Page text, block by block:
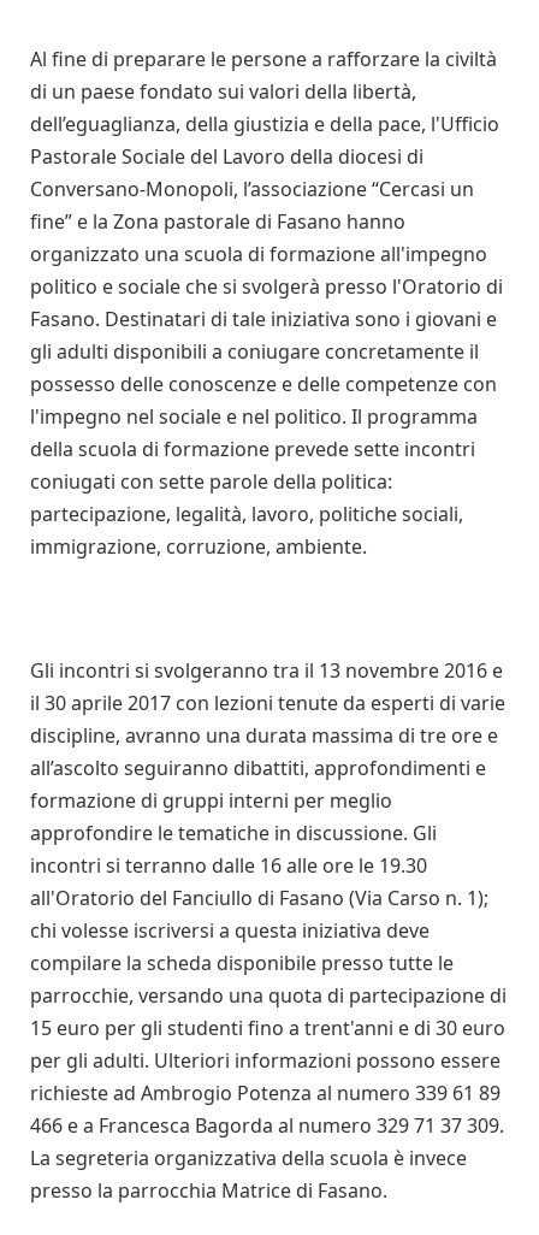
Al fine di preparare le persone a rafforzare la civiltà
di un paese fondato sui valori della libertà,
dell’eguaglianza, della giustizia e della pace, l'Ufficio
Pastorale Sociale del Lavoro della diocesi di
Conversano-Monopoli, l’associazione “Cercasi un
fine” e la Zona pastorale di Fasano hanno
organizzato una scuola di formazione all'impegno
politico e sociale che si svolgerà presso l'Oratorio di
Fasano. Destinatari di tale iniziativa sono i giovani e
gli adulti disponibili a coniugare concretamente il
possesso delle conoscenze e delle competenze con
l'impegno nel sociale e nel politico. Il programma
della scuola di formazione prevede sette incontri
coniugati con sette parole della politica:
partecipazione, legalità, lavoro, politiche sociali,
immigrazione, corruzione, ambiente.
Gli incontri si svolgeranno tra il 13 novembre 2016 e
il 30 aprile 2017 con lezioni tenute da esperti di varie
discipline, avranno una durata massima di tre ore e
all’ascolto seguiranno dibattiti, approfondimenti e
formazione di gruppi interni per meglio
approfondire le tematiche in discussione. Gli
incontri si terranno dalle 16 alle ore le 19.30
all'Oratorio del Fanciullo di Fasano (Via Carso n. 1);
chi volesse iscriversi a questa iniziativa deve
compilare la scheda disponibile presso tutte le
parrocchie, versando una quota di partecipazione di
15 euro per gli studenti fino a trent'anni e di 30 euro
per gli adulti. Ulteriori informazioni possono essere
richieste ad Ambrogio Potenza al numero 339 61 89
466 e a Francesca Bagorda al numero 329 71 37 309.
La segreteria organizzativa della scuola è invece
presso la parrocchia Matrice di Fasano.